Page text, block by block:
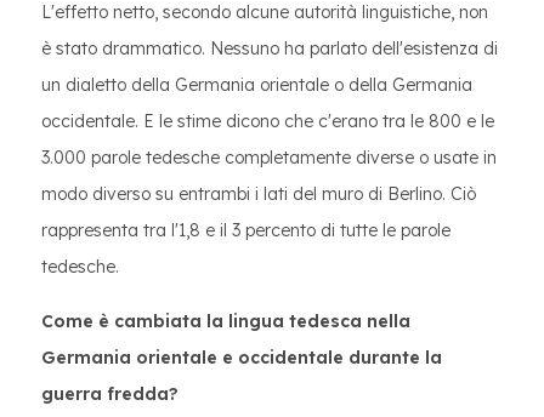
L'effetto netto, secondo alcune autorità linguistiche, non
è stato drammatico. Nessuno ha parlato dell'esistenza di
un dialetto della Germania orientale o della Germania
occidentale. E le stime dicono che c'erano tra le 800 e le
3.000 parole tedesche completamente diverse o usate in
modo diverso su entrambi i lati del muro di Berlino. Ciò
rappresenta tra l'1,8 e il 3 percento di tutte le parole
tedesche.
Come è cambiata la lingua tedesca nella
Germania orientale e occidentale durante la
guerra fredda?